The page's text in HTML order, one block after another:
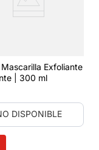
Exfoliante
| 300 ml
DISPONIBLE